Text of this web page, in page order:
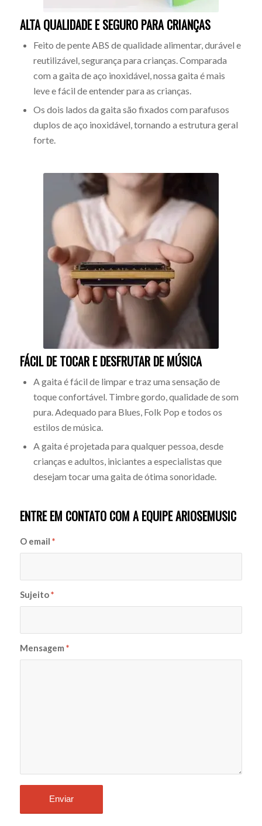
ALTA QUALIDADE E SEGURO PARA CRIANÇAS
Feito de pente ABS de qualidade alimentar, durável e
reutilizável, segurança para crianças. Comparada
com a gaita de aço inoxidável, nossa gaita é mais
leve e fácil de entender para as crianças.
Os dois lados da gaita são fixados com parafusos
duplos de aço inoxidável, tornando a estrutura geral
forte.
FÁCIL DE TOCAR E DESFRUTAR DE MÚSICA
A gaita é fácil de limpar e traz uma sensação de
toque confortável. Timbre gordo, qualidade de som
pura. Adequado para Blues, Folk Pop e todos os
estilos de música.
A gaita é projetada para qualquer pessoa, desde
crianças e adultos, iniciantes a especialistas que
desejam tocar uma gaita de ótima sonoridade.
ENTRE EM CONTATO COM A EQUIPE ARIOSEMUSIC
O email *
Sujeito*
Mensagem *